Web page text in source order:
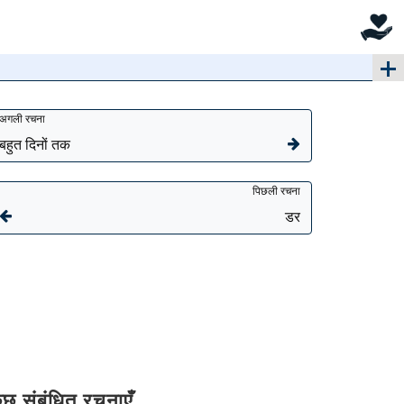
अगली रचना
बहुत दिनों तक
पिछली रचना
डर